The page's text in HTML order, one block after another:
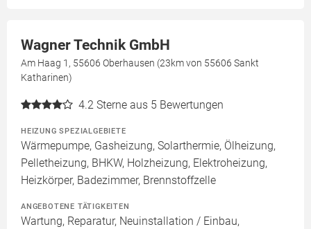
Wagner Technik GmbH
Am Haag 1, 55606 Oberhausen (23km von 55606 Sankt
Katharinen)
4.2 Sterne aus 5 Bewertungen
HEIZUNG SPEZIALGEBIETE
Wärmepumpe, Gasheizung, Solarthermie, Ölheizung,
Pelletheizung, BHKW, Holzheizung, Elektroheizung,
Heizkörper, Badezimmer, Brennstoffzelle
ANGEBOTENE TÄTIGKEITEN
Wartung, Reparatur, Neuinstallation / Einbau,